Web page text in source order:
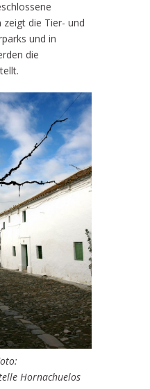
die Tier- und
und in
die
Hornachuelos